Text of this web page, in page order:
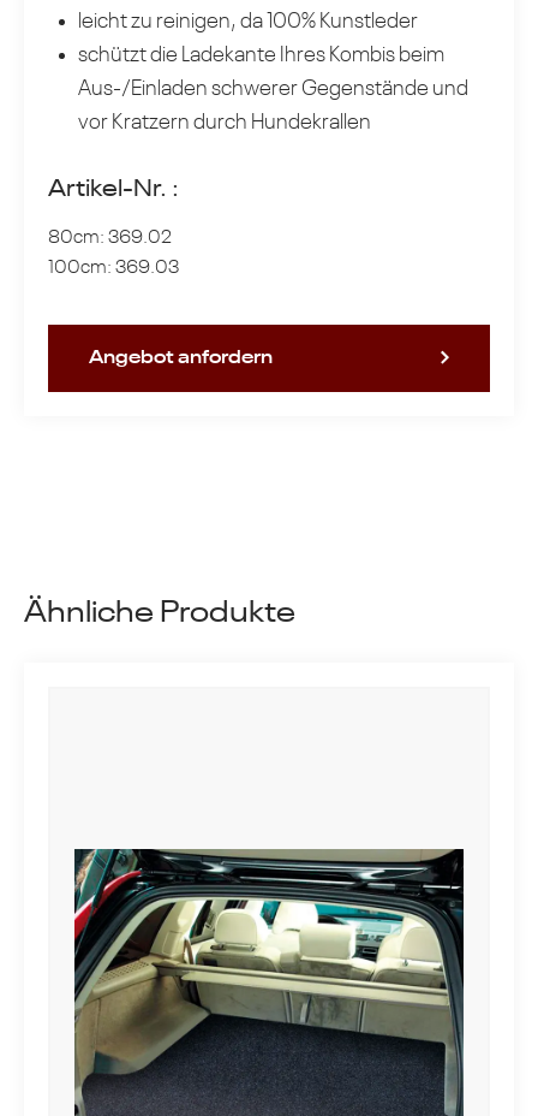
leicht zu reinigen, da 100% Kunstleder
schützt die Ladekante Ihres Kombis beim
Aus-/Einladen schwerer Gegenstände und
vor Kratzern durch Hundekrallen
Artikel-Nr. :
80cm: 369.02
100cm: 369.03
Angebot anfordern
Ähnliche Produkte